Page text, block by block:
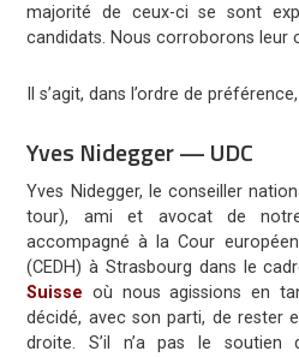
majorité de ceux-ci se sont
candidats. Nous corroborons leur
Il s’agit, dans l’ordre de
Yves Nidegger — UDC
Yves Nidegger, le conseiller
tour), ami et avocat de
accompagné à la Cour
(CEDH) à Strasbourg dans le
Suisse où nous agissions en
décidé, avec son parti, de rester
droite. S’il n’a pas le soutien